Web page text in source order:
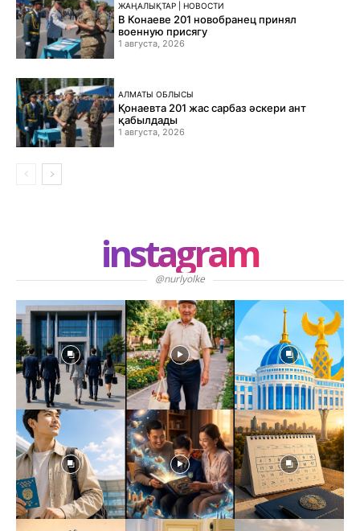
ЖАҢАЛЫҚТАР | НОВОСТИ
В Конаеве 201 новобранец принял
военную присягу
1 августа, 2026
АЛМАТЫ ОБЛЫСЫ
Қонаевта 201 жас сарбаз әскери ант
қабылдады
1 августа, 2026
instagram
@nurlyolke